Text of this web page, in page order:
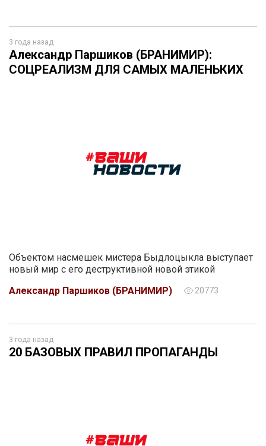
3 года назад
Александр Паршиков (БРАНИМИР):
СОЦРЕАЛИЗМ ДЛЯ САМЫХ МАЛЕНЬКИХ
Объектом насмешек мистера Быдлоцыкла выступает
новый мир с его деструктивной новой этикой
Александр Паршиков (БРАНИМИР)
20773
3 года назад
20 БАЗОВЫХ ПРАВИЛ ПРОПАГАНДЫ